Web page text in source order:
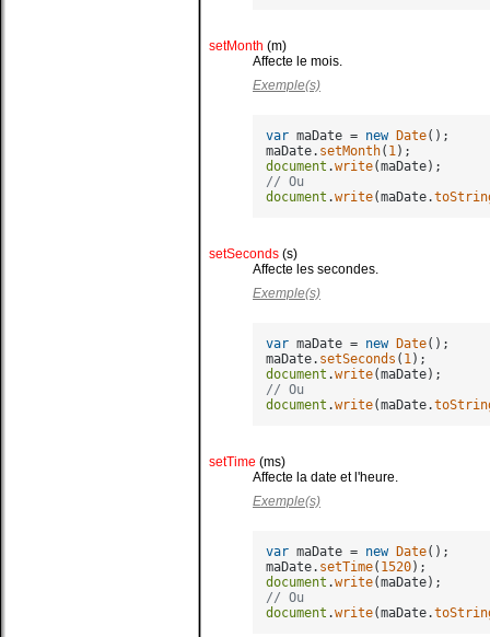
setMonth (m)
Affecte le mois.
Exemple(s)
var maDate = new Date();
maDate. setMonth( 1
document .write
// Ou
document .write(maDate.
setSeconds (s)
Affecte les secondes.
Exemple(s)
var maDate = new Date();
maDate. setSeconds ( 1
document .write
// Ou
document .write(maDate.
setTime (ms)
Affecte la date et l'heure.
Exemple(s)
var maDate = new Date();
maDate. setTime( 1520
document .write
// Ou
document .write(maDate.